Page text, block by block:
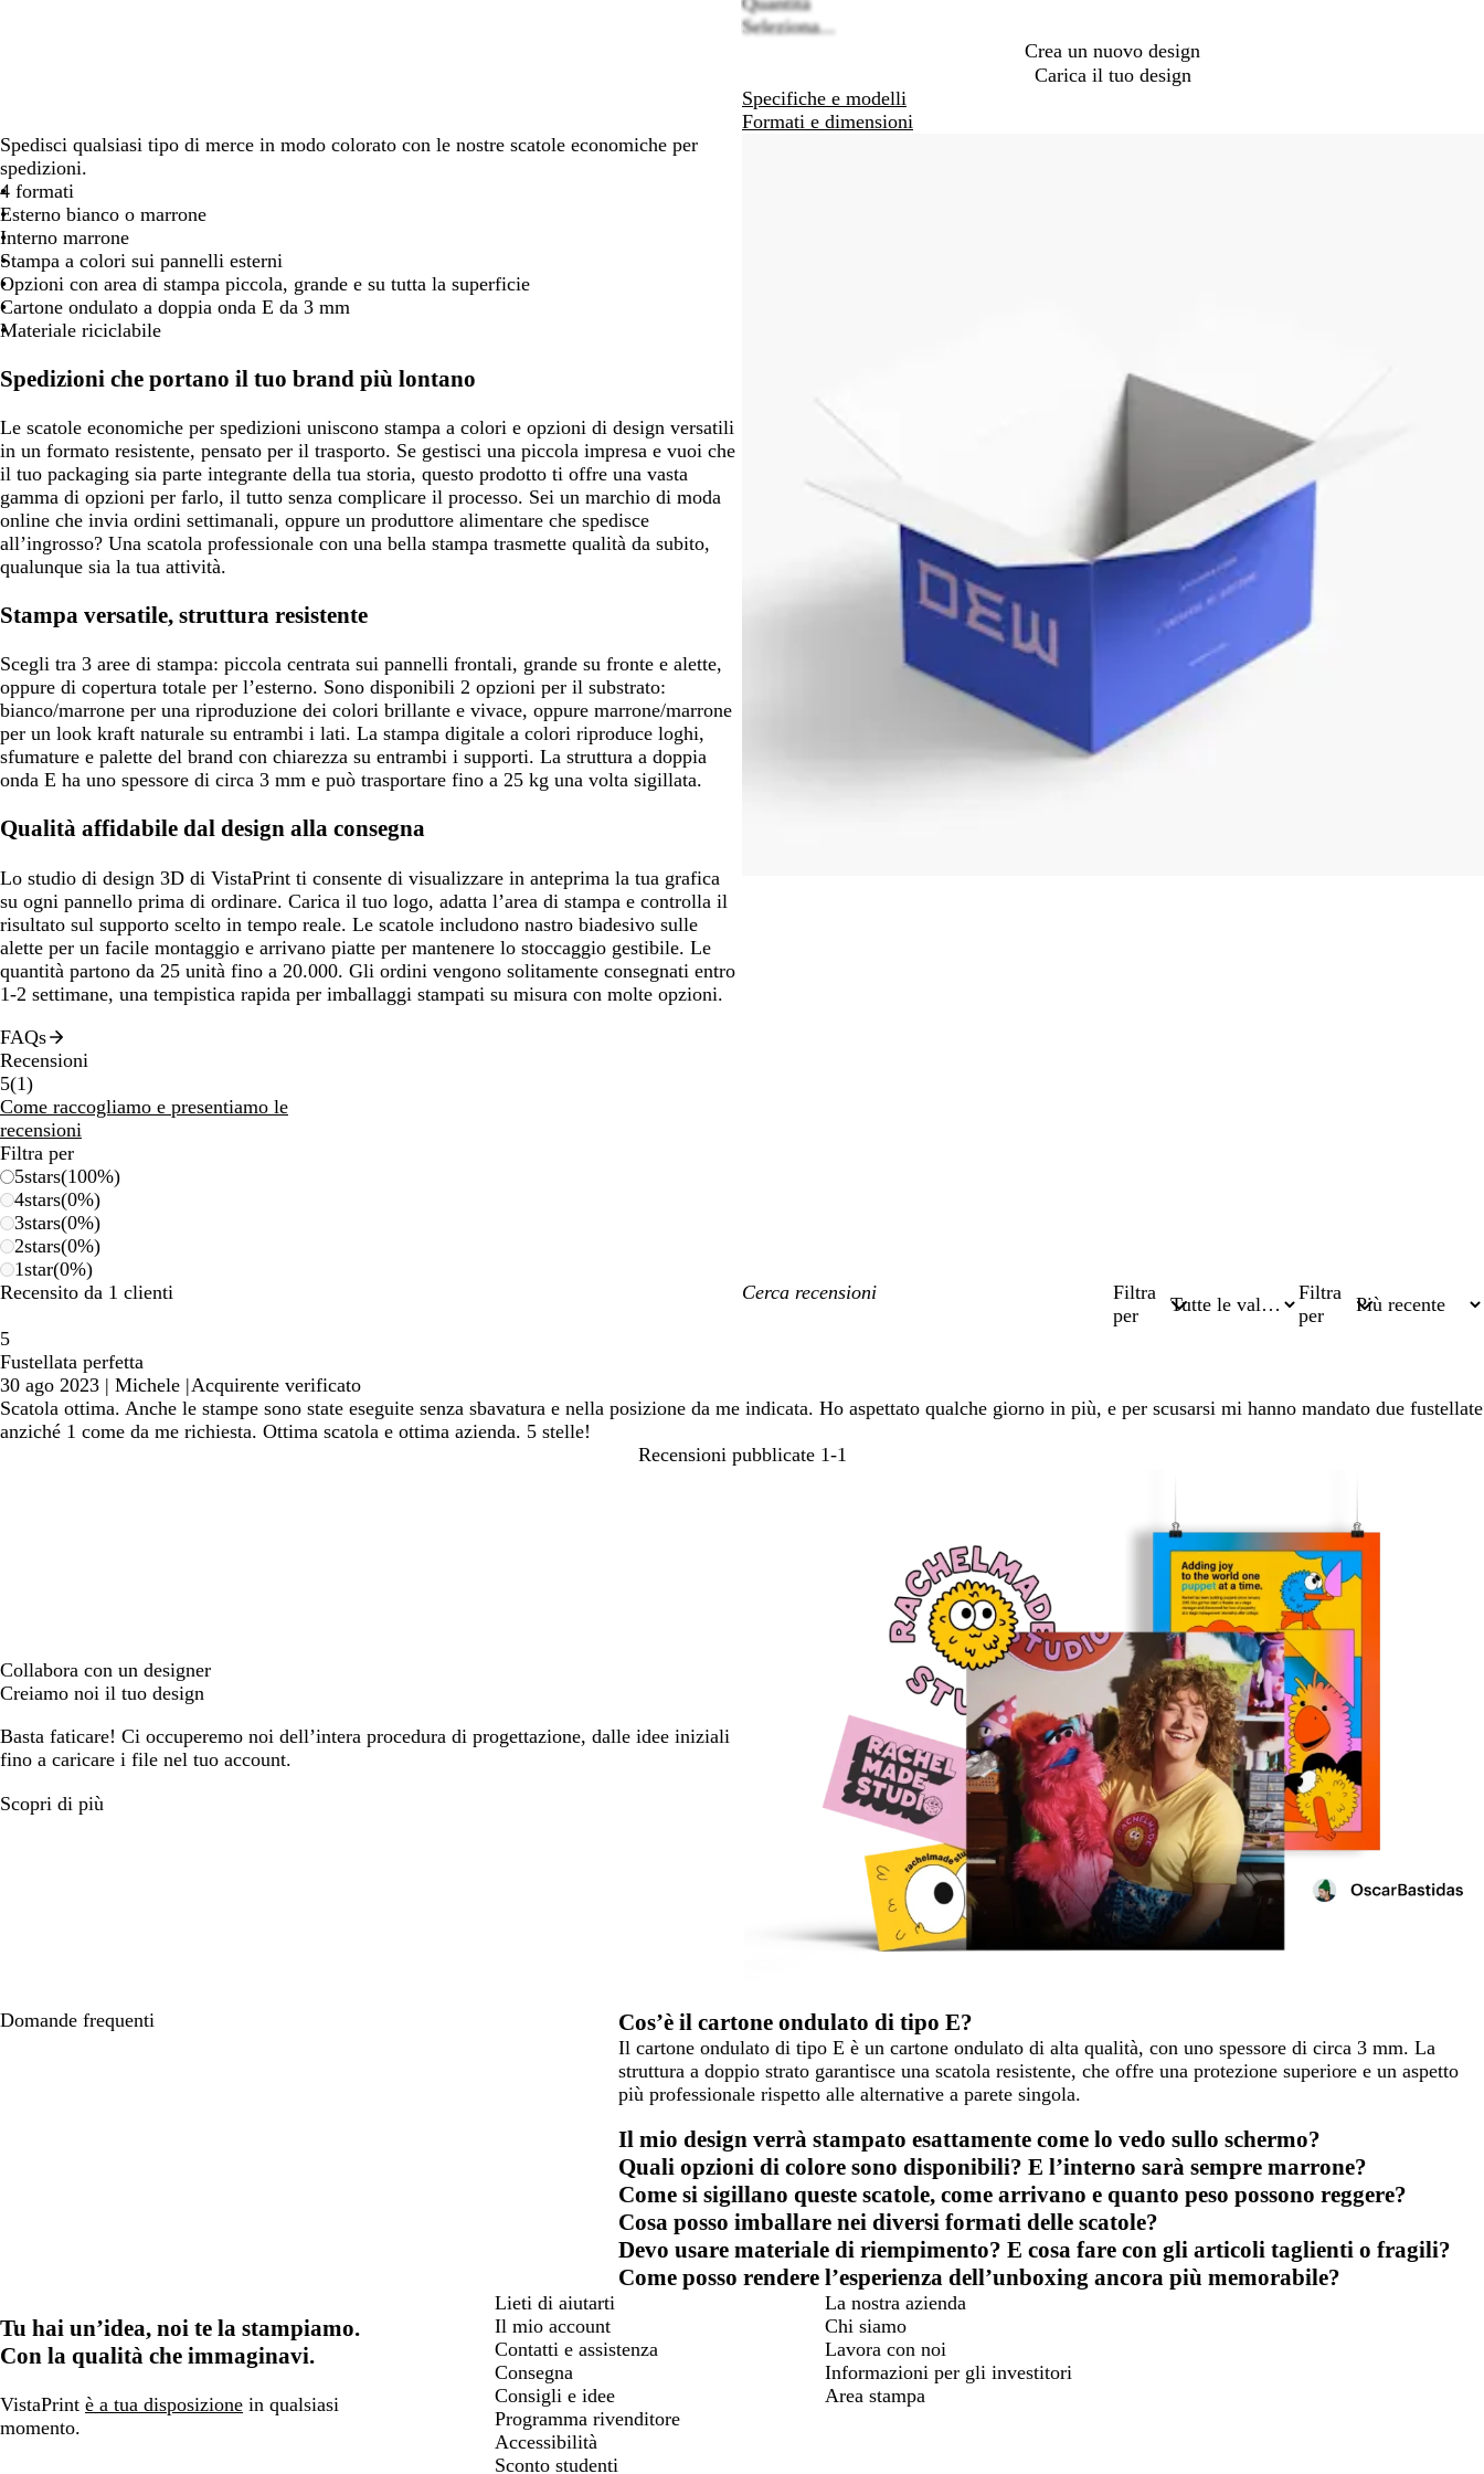
Seleziona...
Crea un nuovo design
Carica il tuo design
Specifiche e modelli
Formati e dimensioni
Spedisci qualsiasi tipo di merce in modo colorato con le nostre scatole economiche per
spedizioni.
4 formati
Esterno bianco o marrone
Interno marrone
Stampa a colori sui pannelli esterni
Opzioni con area di stampa piccola, grande e su tutta la superficie
Cartone ondulato a doppia onda E da 3 mm
Materiale riciclabile
Spedizioni che portano il tuo brand più lontano
Le scatole economiche per spedizioni uniscono stampa a colori e opzioni di design versatili
in un formato resistente, pensato per il trasporto. Se gestisci una piccola impresa e vuoi che
il tuo packaging sia parte integrante della tua storia, questo prodotto ti offre una vasta
gamma di opzioni per farlo, il tutto senza complicare il processo. Sei un marchio di moda
online che invia ordini settimanali, oppure un produttore alimentare che spedisce
all’ingrosso? Una scatola professionale con una bella stampa trasmette qualità da subito,
qualunque sia la tua attività.
Stampa versatile, struttura resistente
Scegli tra 3 aree di stampa: piccola centrata sui pannelli frontali, grande su fronte e alette,
oppure di copertura totale per l’esterno. Sono disponibili 2 opzioni per il substrato:
bianco/marrone per una riproduzione dei colori brillante e vivace, oppure marrone/marrone
per un look kraft naturale su entrambi i lati. La stampa digitale a colori riproduce loghi,
sfumature e palette del brand con chiarezza su entrambi i supporti. La struttura a doppia
onda E ha uno spessore di circa 3 mm e può trasportare fino a 25 kg una volta sigillata.
Qualità affidabile dal design alla consegna
Lo studio di design 3D di VistaPrint ti consente di visualizzare in anteprima la tua grafica
su ogni pannello prima di ordinare. Carica il tuo logo, adatta l’area di stampa e controlla il
risultato sul supporto scelto in tempo reale. Le scatole includono nastro biadesivo sulle
alette per un facile montaggio e arrivano piatte per mantenere lo stoccaggio gestibile. Le
quantità partono da 25 unità fino a 20.000. Gli ordini vengono solitamente consegnati entro
1-2 settimane, una tempistica rapida per imballaggi stampati su misura con molte opzioni.
FAQs
Recensioni
5(11
recensioni
)
Come raccogliamo e presentiamo le
recensioni
Filtra per
5stars(100%)
4stars(0%)
3stars(0%)
2stars(0%)
1star(0%)
Recensito da 1 clienti
I
Filtra
per
Filtra
per
5
Fustellata perfetta
30 ago 2023 | Michele |Acquirente verificato
Scatola ottima. Anche le stampe sono state eseguite senza sbavatura e nella posizione da me indicata. Ho aspettato qualche giorno in più, e per scusarsi mi hanno mandato due fustellate
anziché 1 come da me richiesta. Ottima scatola e ottima azienda. 5 stelle!
Recensioni pubblicate 1-1
Collabora con un designer
Creiamo noi il tuo design
Basta faticare! Ci occuperemo noi dell’intera procedura di progettazione, dalle idee iniziali
fino a caricare i file nel tuo account.
Scopri di più
Domande frequenti Cos’è il cartone ondulato di tipo E?
Il cartone ondulato di tipo E è un cartone ondulato di alta qualità, con uno spessore di circa 3 mm. La
struttura a doppio strato garantisce una scatola resistente, che offre una protezione superiore e un aspetto
più professionale rispetto alle alternative a parete singola.
Il mio design verrà stampato esattamente come lo vedo sullo schermo?
Quali opzioni di colore sono disponibili? E l’interno sarà sempre marrone?
Come si sigillano queste scatole, come arrivano e quanto peso possono reggere?
Cosa posso imballare nei diversi formati delle scatole?
Devo usare materiale di riempimento? E cosa fare con gli articoli taglienti o fragili?
Come posso rendere l’esperienza dell’unboxing ancora più memorabile?
Tu hai un’idea, noi te la stampiamo.
Con la qualità che immaginavi.
VistaPrint è a tua disposizione in qualsiasi
momento.
Lieti di aiutarti
Il mio account
Contatti e assistenza
Consegna
Consigli e idee
Programma rivenditore
Accessibilità
Sconto studenti
La nostra azienda
Chi siamo
Lavora con noi
Informazioni per gli investitori
Area stampa